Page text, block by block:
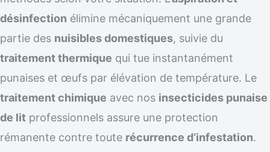
désinfection élimine mécaniquement une grande
partie des nuisibles domestiques, suivie du
traitement thermique qui tue instantanément
punaises et œufs par élévation de température. Le
traitement chimique avec nos insecticides punaise
de lit professionnels assure une protection
rémanente contre toute récurrence d’infestation.